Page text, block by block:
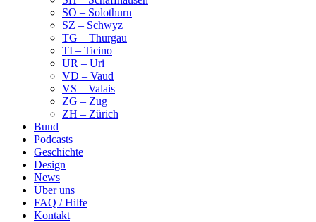
SO – Solothurn
SZ – Schwyz
TG – Thurgau
TI – Ticino
UR – Uri
VD – Vaud
VS – Valais
ZG – Zug
ZH – Zürich
Bund
Podcasts
Geschichte
Design
News
Über uns
FAQ / Hilfe
Kontakt